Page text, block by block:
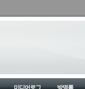
미디어로그 방명록